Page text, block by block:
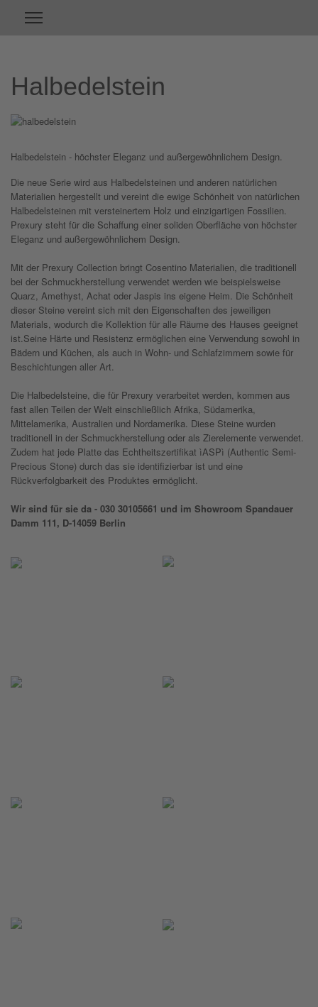
Halbedelstein
Halbedelstein - höchster Eleganz und außergewöhnlichem Design.
Die neue Serie wird aus Halbedelsteinen und anderen natürlichen
Materialien hergestellt und vereint die ewige Schönheit von natürlichen
Halbedelsteinen mit versteinertem Holz und einzigartigen Fossilien.
Prexury steht für die Schaffung einer soliden Oberfläche von höchster
Eleganz und außergewöhnlichem Design.
Mit der Prexury Collection bringt Cosentino Materialien, die traditionell
bei der Schmuckherstellung verwendet werden wie beispielsweise
Quarz, Amethyst, Achat oder Jaspis ins eigene Heim. Die Schönheit
dieser Steine vereint sich mit den Eigenschaften des jeweiligen
Materials, wodurch die Kollektion für alle Räume des Hauses geeignet
ist.Seine Härte und Resistenz ermöglichen eine Verwendung sowohl in
Bädern und Küchen, als auch in Wohn- und Schlafzimmern sowie für
Beschichtungen aller Art.
Die Halbedelsteine, die für Prexury verarbeitet werden, kommen aus
fast allen Teilen der Welt einschließlich Afrika, Südamerika,
Mittelamerika, Australien und Nordamerika. Diese Steine wurden
traditionell in der Schmuckherstellung oder als Zierelemente verwendet.
Zudem hat jede Platte das Echtheitszertifikat ìASPì (Authentic Semi-
Precious Stone) durch das sie identifizierbar ist und eine
Rückverfolgbarkeit des Produktes ermöglicht.
Wir sind für sie da - 030 30105661 und im Showroom Spandauer
Damm 111, D-14059 Berlin